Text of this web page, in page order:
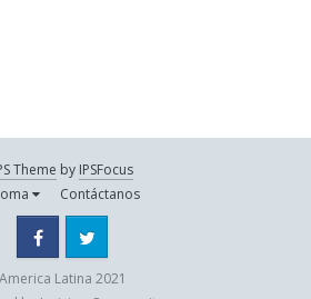
Theme by IPSFocus
Contáctanos
Facebook
America Latina 2021